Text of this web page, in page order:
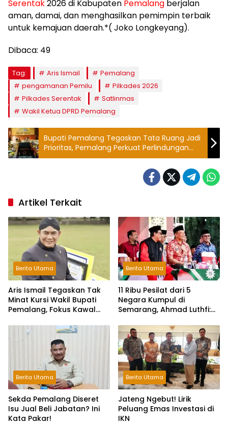
Serentak2026 di Kabupaten Pemalang berjalan
aman, damai, dan menghasilkan pemimpin terbaik
untuk kemajuan daerah.*( Joko Longkeyang).
Dibaca: 49
Tag: Aris Ismail
Pemalang
pengamanan Pemilu
Pilkades 2026
Pilkades Serentak
Satlinmas
Wakil Ketua DPRD Pemalang
Bupati Pemalang Tegaskan Tata Ruang Jadi
Prioritas, Pemalang Perkuat Perlindungan
Lahan Pertanian dan Investasi
Artikel Terkait
Berita Utama
Aris Ismail Tegaskan Tak
Minat Kursi Wakil Bupati
Pemalang, Fokus Kawal
Berita Utama
11 Ribu Pesilat dari 5
Negara Kumpul di
Semarang, Ahmad Luthfi:
Bangsa!
Berita Utama
Sekda Pemalang Diseret
Isu Jual Beli Jabatan? Ini
Kata Pakar!
Berita Utama
Jateng Ngebut! Lirik
Peluang Emas Investasi di
IKN